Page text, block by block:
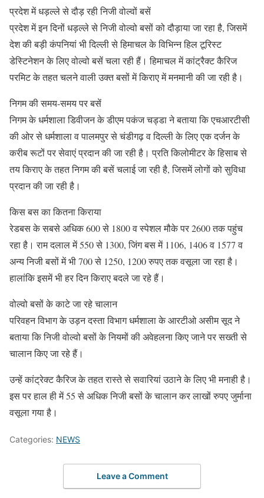
प्रदेश में धड़ल्ले से दौड़ रही निजी वोल्वों बसें
प्रदेश में इन दिनों धड़ल्ले से निजी वोल्वो बसों को दौड़ाया जा रहा है, जिसमें
देश की बड़ी कंपनियां भी दिल्ली से हिमाचल के विभिन्न हिल टूरिस्ट
डेस्टिनेशन के लिए वोल्वो बसें चला रही हैं। हिमाचल में कांट्रैक्ट कैरिज
परमिट के तहत चलने वाली उक्त बसों में किराए में मनमानी की जा रही है।
निगम की समय-समय पर बसें
निगम के धर्मशाला डिवीजन के डीएम पकंज चड्डा ने बताया कि एचआरटीसी
की ओर से धर्मशाला व पालमपुर से चंडीगढ़ व दिल्ली के लिए एक दर्जन के
करीब रूटों पर सेवाएं प्रदान की जा रही है। प्रति किलोमीटर के हिसाब से
तय किराए के तहत निगम की बसें चलाई जा रही है, जिसमें लोगों को सुविधा
प्रदान की जा रही है।
किस बस का कितना किराया
रेडबस के सबसे अधिक 600 से 1800 व स्पेशल मौके पर 2600 तक पहुंच
रहा है। राम दलाल में 550 से 1300, जिंग बस में 1106, 1406 व 1577 व
अन्य निजी बसों में भी 700 से 1250, 1200 रुपए तक वसूला जा रहा है।
हालांकि इसमें भी हर दिन किराए बदले जा रहे हैं।
वोल्वो बसों के काटे जा रहे चालान
परिवहन विभाग के उड़न दस्ता विभाग धर्मशाला के आरटीओ असीम सूद ने
बताया कि निजी वोल्वो बसों के नियमों की अवेहलना किए जाने पर सख्ती से
चालान किए जा रहे हैं।
उन्हें कांट्रेक्ट कैरिज के तहत रास्ते से सवारियां उठाने के लिए भी मनाही है।
इस पर हाल ही में 55 से अधिक निजी बसों के चालान कर लाखों रुपए जुर्माना
वसूला गया है।
Categories: NEWS
Leave a Comment